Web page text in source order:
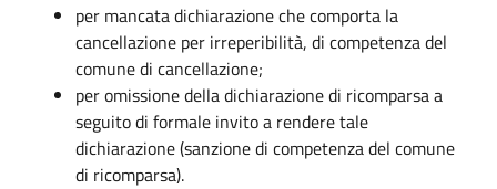
per mancata dichiarazione che comporta la
cancellazione per irreperibilità, di competenza del
comune di cancellazione;
per omissione della dichiarazione di ricomparsa a
seguito di formale invito a rendere tale
dichiarazione (sanzione di competenza del comune
di ricomparsa).